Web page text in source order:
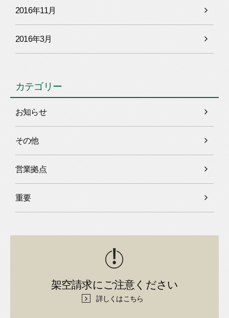
2016年11月
2016年3月
カテゴリー
お知らせ
その他
営業拠点
重要
架空請求にご注意ください
詳しくはこちら